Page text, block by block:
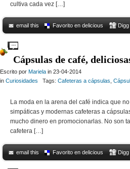
cultiva cada vez […]
email this Favorito en delicious Digg
Cápsulas de café,
Escrito por Mariela in 23-04-2014
in Curiosidades Tags: Cafeteras a cápsulas
La moda en la arena del café indica que
simpáticas y modernas cafeteras a
mucho dinero en promocionarlas. No son
cafetera […]
email this Favorito en delicious Digg